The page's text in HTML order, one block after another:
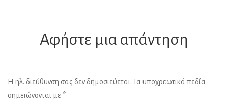
Αφήστε μια απάντηση
Η ηλ. διεύθυνση σας δεν δημοσιεύεται. Τα υποχρεωτικά πεδία
σημειώνονται με *